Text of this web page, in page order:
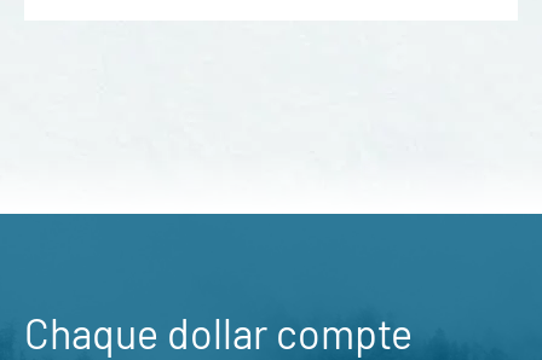
Chaque dollar compte